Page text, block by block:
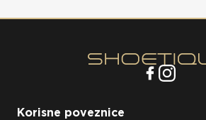
Korisne poveznice